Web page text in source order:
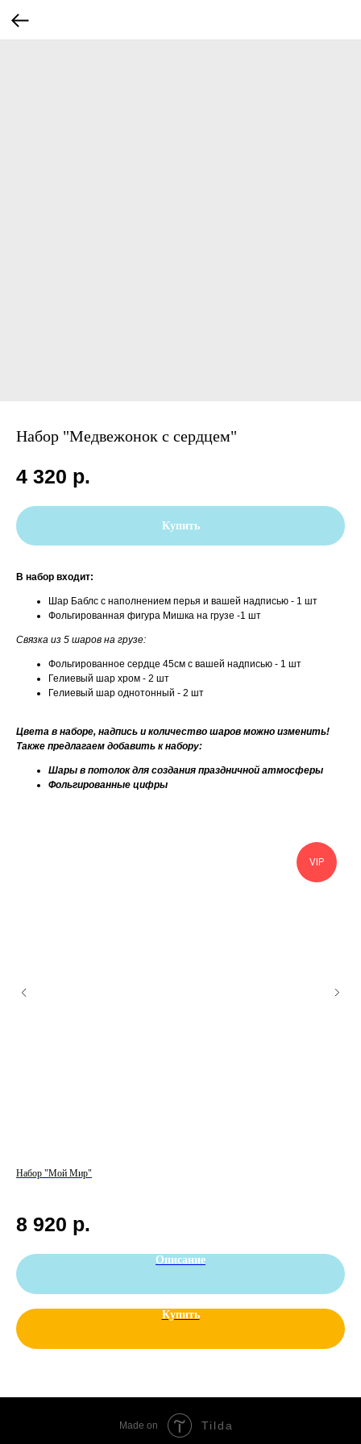
Набор "Медвежонок с сердцем"
4 320 р.
Купить
В набор входит:
Шар Баблс с наполнением перья и вашей надписью - 1 шт
Фольгированная фигура Мишка на грузе -1 шт
Связка из 5 шаров на грузе:
Фольгированное сердце 45см с вашей надписью - 1 шт
Гелиевый шар хром - 2 шт
Гелиевый шар однотонный - 2 шт
Цвета в наборе, надпись и количество шаров можно изменить!
Также предлагаем добавить к набору:
Шары в потолок для создания праздничной атмосферы
Фольгированные цифры
VIP
Набор "Мой Мир"
8 920 р.
Описание
Купить
Made on Tilda